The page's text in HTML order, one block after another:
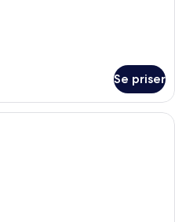
Se priser
Premium-sengetøj, dundyner,